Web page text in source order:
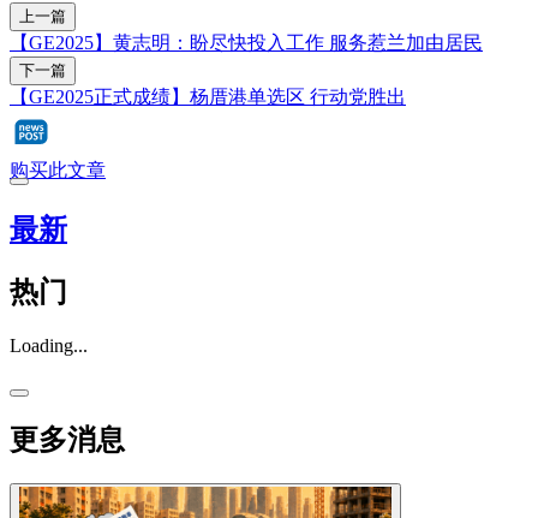
上一篇
【GE2025】黄志明：盼尽快投入工作 服务惹兰加由居民
下一篇
【GE2025正式成绩】杨厝港单选区 行动党胜出
购买此文章
最新
热门
Loading...
更多消息